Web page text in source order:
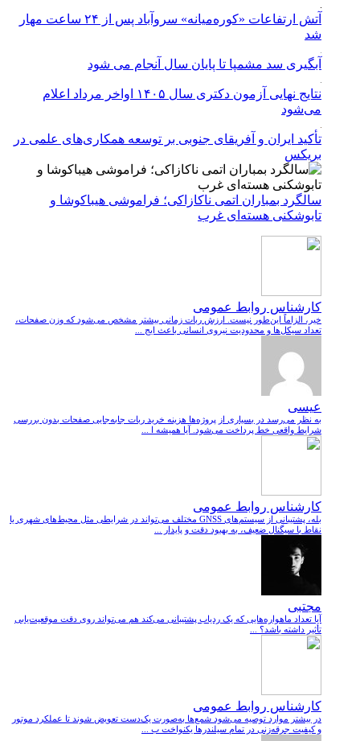
آتش ارتفاعات «کوره‌میانه» سروآباد پس از ۲۴ ساعت مهار
شد
آبگیری سد مشمپا تا پایان سال آنجام می شود
نتایج نهایی آزمون دکتری سال ۱۴۰۵ اواخر مرداد اعلام
می‌شود
تأکید ایران و آفریقای جنوبی بر توسعه همکاری‌های علمی در
بریکس
سالگرد بمباران اتمی ناکازاکی؛ فراموشی هیباکوشا و
تابوشکنی هسته‌ای غرب
کارشناس روابط عمومی
خیر، الزاماً این‌طور نیست. ارزش ربات زمانی بیشتر مشخص می‌شود که وزن صفحات،
تعداد سیکل‌ها و محدودیت نیروی انسانی باعث ایج ...
عیسی
به نظر می‌رسد در بسیاری از پروژه‌ها هزینه خرید ربات جابه‌جایی صفحات بدون بررسی
شرایط واقعی خط پرداخت می‌شود. آیا همیشه ا ...
کارشناس روابط عمومی
بله، پشتیبانی از سیستم‌های GNSS مختلف می‌تواند در شرایطی مثل محیط‌های شهری یا
نقاط با سیگنال ضعیف، به بهبود دقت و پایدار ...
مجتبی
آیا تعداد ماهواره‌هایی که یک ردیاب پشتیبانی می‌کند هم می‌تواند روی دقت موقعیت‌یابی
تأثیر داشته باشد؟ ...
کارشناس روابط عمومی
در بیشتر موارد توصیه می‌شود شمع‌ها به‌صورت یک‌دست تعویض شوند تا عملکرد موتور
و کیفیت جرقه‌زنی در تمام سیلندرها یکنواخت ب ...